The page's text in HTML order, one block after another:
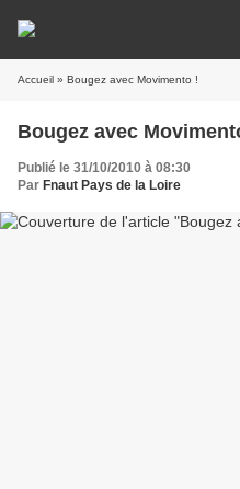
Accueil » Bougez avec Movimento !
Bougez avec
Publié le 31/10/2010 à 08:30
Par Fnaut Pays de la Loire